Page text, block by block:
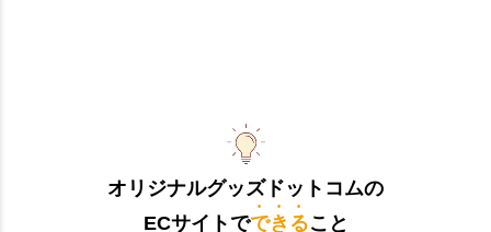
オリジナルグッズドットコムの
ECサイトでできること